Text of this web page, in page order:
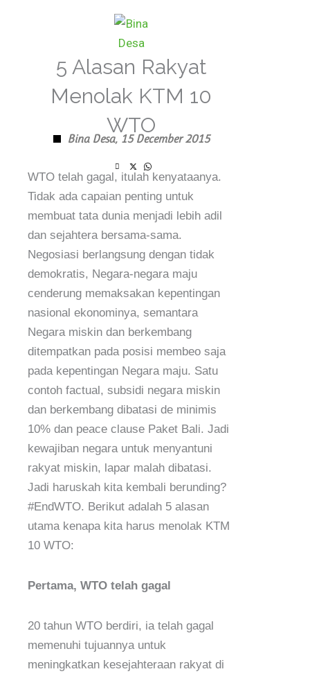
5 Alasan Rakyat
Menolak KTM 10
WTO
Bina Desa, 15 December 2015
WTO telah gagal, itulah kenyataanya.
Tidak ada capaian penting untuk
membuat tata dunia menjadi lebih adil
dan sejahtera bersama-sama.
Negosiasi berlangsung dengan tidak
demokratis, Negara-negara maju
cenderung memaksakan kepentingan
nasional ekonominya, semantara
Negara miskin dan berkembang
ditempatkan pada posisi membeo saja
pada kepentingan Negara maju. Satu
contoh factual, subsidi negara miskin
dan berkembang dibatasi de minimis
10% dan peace clause Paket Bali. Jadi
kewajiban negara untuk menyantuni
rakyat miskin, lapar malah dibatasi.
Jadi haruskah kita kembali berunding?
#EndWTO. Berikut adalah 5 alasan
utama kenapa kita harus menolak KTM
10 WTO:
Pertama, WTO telah gagal
20 tahun WTO berdiri, ia telah gagal
memenuhi tujuannya untuk
meningkatkan kesejahteraan rakyat di